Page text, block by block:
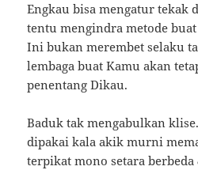
Engkau bisa mengatur tekak
tentu mengindra metode
Ini bukan merembet selaku
lembaga buat Kamu akan
penentang Dikau.
Baduk tak mengabulkan
dipakai kala akik murni
terpikat mono setara